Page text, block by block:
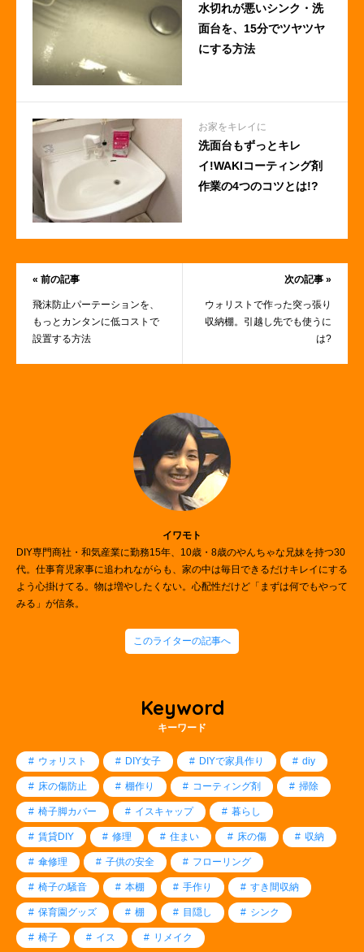
水切れが悪いシンク・洗
面台を、15分でツヤツヤ
にする方法
お家をキレイに
洗面台もずっとキレ
イ!WAKIコーティング剤
作業の4つのコツとは!?
« 前の記事
飛沫防止パーテーションを、
もっとカンタンに低コストで
設置する方法
次の記事 »
ウォリストで作った突っ張り
収納棚。引越し先でも使うに
は?
イワモト
DIY専門商社・和気産業に勤務15年、10歳・8歳のやんちゃな兄妹を持つ30
代。仕事育児家事に追われながらも、家の中は毎日できるだけキレイにする
よう心掛けてる。物は増やしたくない。心配性だけど「まずは何でもやって
みる」が信条。
このライターの記事へ
Keyword
キーワード
ウォリスト DIY女子 DIYで家具作り diy
床の傷防止 棚作り コーティング剤 掃除
椅子脚カバー イスキャップ 暮らし
賃貸DIY 修理 住まい 床の傷 収納
傘修理 子供の安全 フローリング
椅子の騒音 本棚 手作り すき間収納
保育園グッズ 棚 目隠し シンク
椅子 イス リメイク